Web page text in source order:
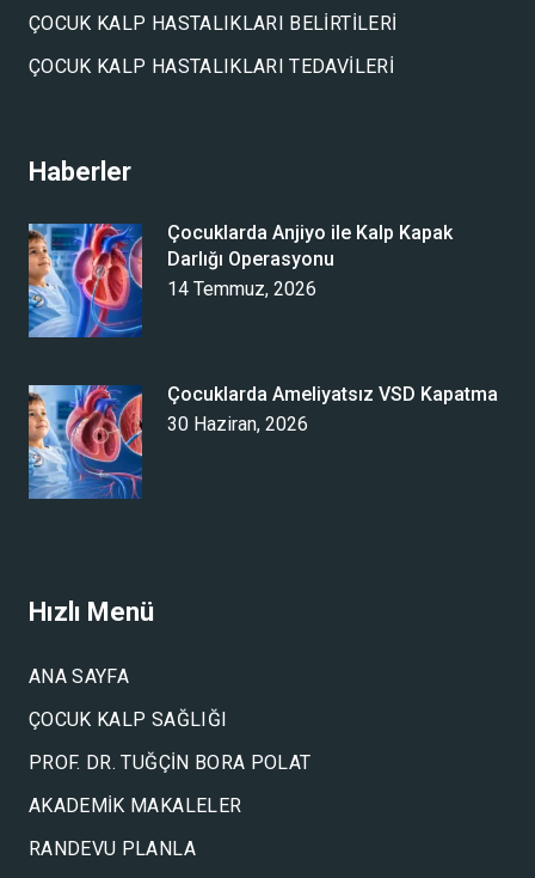
ÇOCUK KALP HASTALIKLARI BELIRTILERI
ÇOCUK KALP HASTALIKLARI TEDAVILERI
Haberler
Çocuklarda Anjiyo ile Kalp Kapak
Darlığı Operasyonu
14 Temmuz, 2026
Çocuklarda Ameliyatsız VSD Kapatma
30 Haziran, 2026
Hızlı Menü
ANA SAYFA
ÇOCUK KALP SAĞLIĞI
PROF. DR. TUĞÇIN BORA POLAT
AKADEMIK MAKALELER
RANDEVU PLANLA